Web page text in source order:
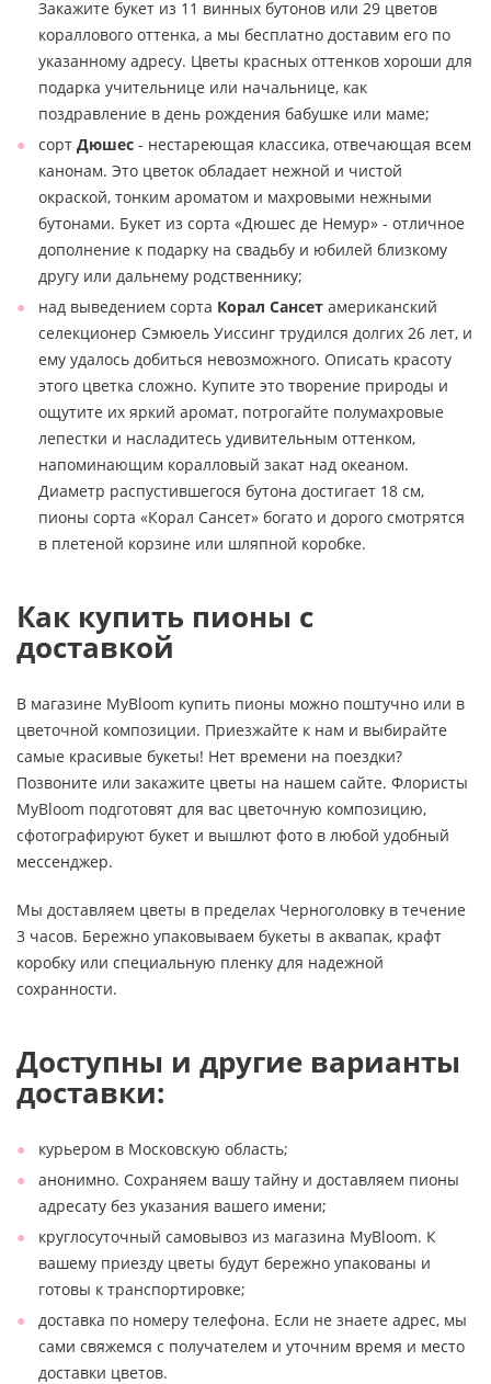
Закажите букет из 11 винных бутонов или 29 цветов
кораллового оттенка, а мы бесплатно доставим его по
указанному адресу. Цветы красных оттенков хороши для
подарка учительнице или начальнице, как
поздравление в день рождения бабушке или маме;
сорт Дюшес - нестареющая классика, отвечающая всем
канонам. Это цветок обладает нежной и чистой
окраской, тонким ароматом и махровыми нежными
бутонами. Букет из сорта «Дюшес де Немур» - отличное
дополнение к подарку на свадьбу и юбилей близкому
другу или дальнему родственнику;
над выведением сорта Корал Сансет американский
селекционер Сэмюель Уиссинг трудился долгих 26 лет, и
ему удалось добиться невозможного. Описать красоту
этого цветка сложно. Купите это творение природы и
ощутите их яркий аромат, потрогайте полумахровые
лепестки и насладитесь удивительным оттенком,
напоминающим коралловый закат над океаном.
Диаметр распустившегося бутона достигает 18 см,
пионы сорта «Корал Сансет» богато и дорого смотрятся
в плетеной корзине или шляпной коробке.
Как купить пионы с
доставкой
В магазине MyBloom купить пионы можно поштучно или в
цветочной композиции. Приезжайте к нам и выбирайте
самые красивые букеты! Нет времени на поездки?
Позвоните или закажите цветы на нашем сайте. Флористы
MyBloom подготовят для вас цветочную композицию,
сфотографируют букет и вышлют фото в любой удобный
мессенджер.
Мы доставляем цветы в пределах Черноголовку в течение
3 часов. Бережно упаковываем букеты в аквапак, крафт
коробку или специальную пленку для надежной
сохранности.
Доступны и другие варианты
доставки:
курьером в Московскую область;
анонимно. Сохраняем вашу тайну и доставляем пионы
адресату без указания вашего имени;
круглосуточный самовывоз из магазина MyBloom. К
вашему приезду цветы будут бережно упакованы и
готовы к транспортировке;
доставка по номеру телефона. Если не знаете адрес, мы
сами свяжемся с получателем и уточним время и место
доставки цветов.